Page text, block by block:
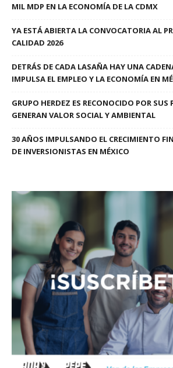
MIL MDP EN LA ECONOMÍA DE LA CDMX
YA ESTÁ ABIERTA LA CONVOCATORIA AL
CALIDAD 2026
DETRÁS DE CADA LASAÑA HAY UNA
IMPULSA EL EMPLEO Y LA ECONOMÍA EN
GRUPO HERDEZ ES RECONOCIDO POR SUS
GENERAN VALOR SOCIAL Y AMBIENTAL
30 AÑOS IMPULSANDO EL CRECIMIENTO
DE INVERSIONISTAS EN MÉXICO